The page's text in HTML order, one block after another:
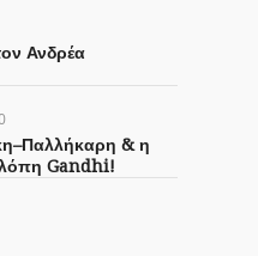
Ανδρέα
& η
Gandhi!